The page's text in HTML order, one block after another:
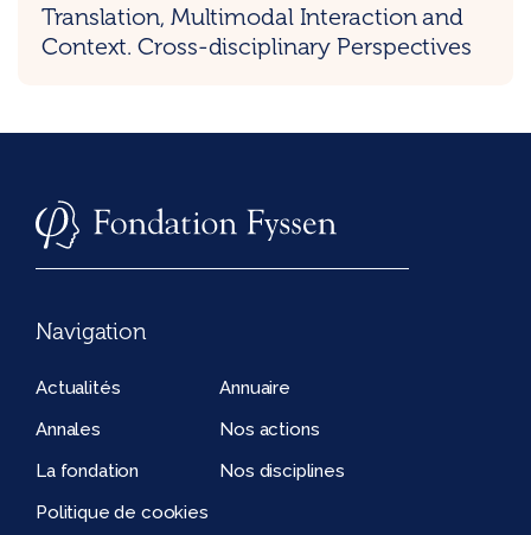
Translation, Multimodal Interaction and
Context. Cross-disciplinary Perspectives
Navigation
Actualités
Annuaire
Annales
Nos actions
La fondation
Nos disciplines
Politique de cookies